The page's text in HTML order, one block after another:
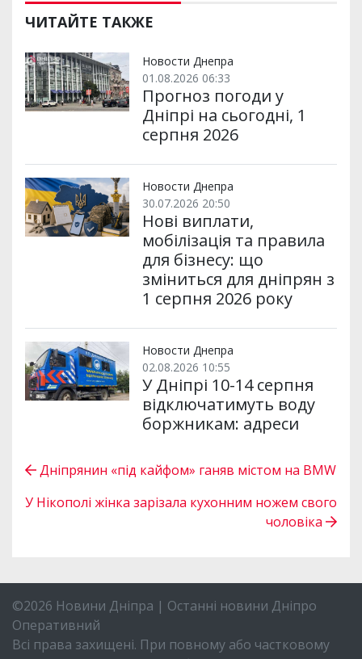
ЧИТАЙТЕ ТАКЖЕ
Новости Днепра
01.08.2026 06:33
Прогноз погоди у
Дніпрі на сьогодні, 1
серпня 2026
Новости Днепра
30.07.2026 20:50
Нові виплати,
мобілізація та правила
для бізнесу: що
зміниться для дніпрян з
1 серпня 2026 року
Новости Днепра
02.08.2026 10:55
У Дніпрі 10-14 серпня
відключатимуть воду
боржникам: адреси
Дніпрянин «під кайфом» ганяв містом на BMW
У Нікополі жінка зарізала кухонним ножем свого
чоловіка
©2026 Новини Дніпра | Останні новини Дніпро
Оперативний
Всі права захищені. При повному або частковому